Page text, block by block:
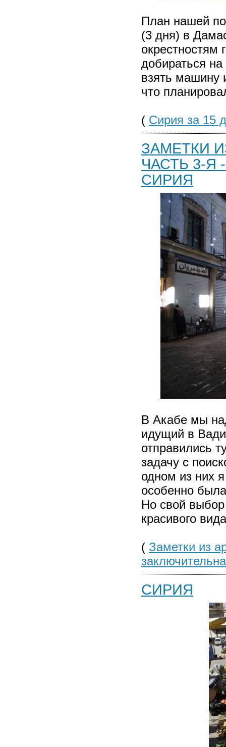
План нашей
(3 дня) в
окрестностям
добираться
взять машину
что
( Сирия за 15
ЗАМЕТКИ
ЧАСТЬ 3-Я
СИРИЯ
В Акабе мы
идущий в
отправились
задачу с
одном из них
особенно
Но свой
красивого
( Заметки из
СИРИЯ